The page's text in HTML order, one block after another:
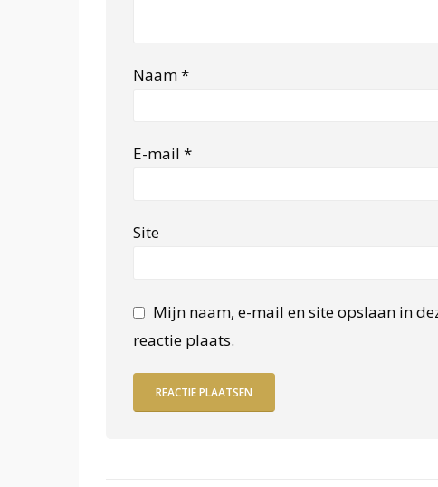
Naam*
E-mail *
Site
Mijn naam, e-mail en site opslaan in
reactie plaats.